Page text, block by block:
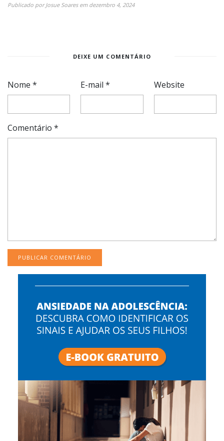
Publicado porJosue Soaresem dezembro 4, 2024
DEIXE UM COMENTÁRIO
Nome * E-mail* Website
Comentário *